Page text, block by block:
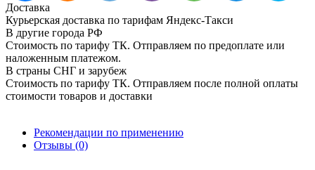
Доставка
Курьерская доставка по тарифам Яндекс-Такси
В другие города РФ
Стоимость по тарифу ТК. Отправляем по предоплате или
наложенным платежом.
В страны СНГ и зарубеж
Стоимость по тарифу ТК. Отправляем после полной оплаты
стоимости товаров и доставки
Рекомендации по применению
Отзывы (0)